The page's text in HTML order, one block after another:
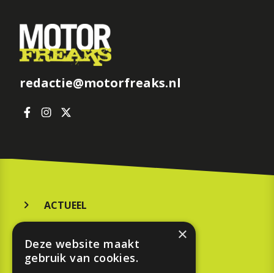
redactie@motorfreaks.nl
ACTUEEL
KOOPGIDS
×
Deze website maakt
gebruik van cookies.